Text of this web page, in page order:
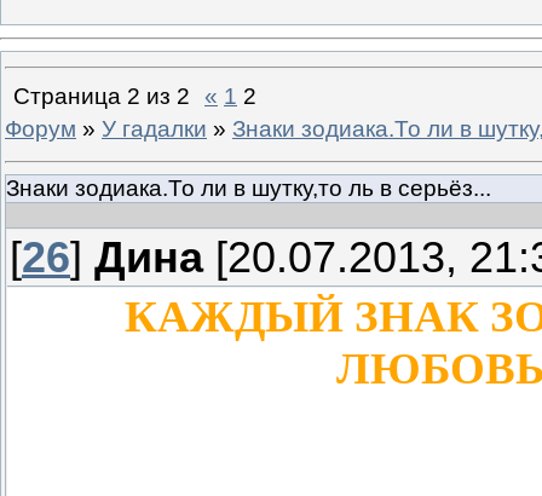
Страница 2 из 2 « 1 2
Форум » У гадалки » Знаки зодиака.То ли в
Знаки зодиака.То ли в шутку,то ль в серьёз...
[26] Дина[20.07.2013,
КАЖДЫЙ ЗНАК